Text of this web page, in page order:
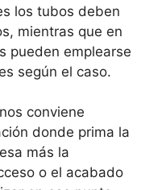
los tubos deben
mientras que en
pueden emplearse
según el caso.
conviene
donde prima la
más la
o el acabado